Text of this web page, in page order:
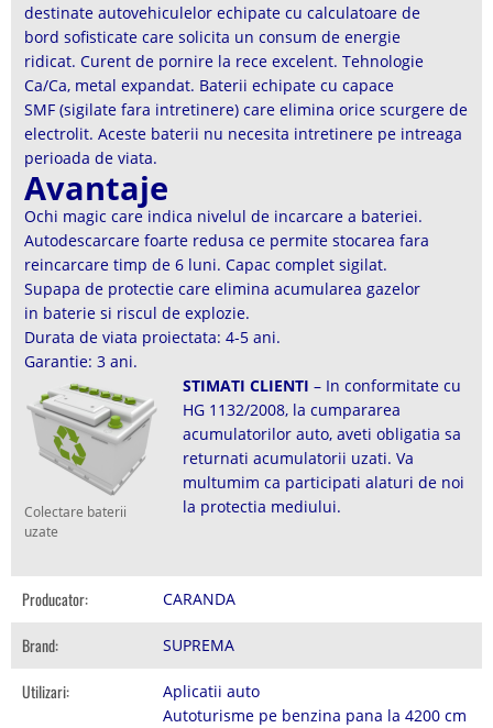
destinate autovehiculelor echipate cu calculatoare de
bord sofisticate care solicita un consum de energie
ridicat. Curent de pornire la rece excelent. Tehnologie
Ca/Ca, metal expandat. Baterii echipate cu capace
SMF (sigilate fara intretinere) care elimina orice scurgere de
electrolit. Aceste baterii nu necesita intretinere pe intreaga
perioada de viata.
Avantaje
Ochi magic care indica nivelul de incarcare a bateriei.
Autodescarcare foarte redusa ce permite stocarea fara
reincarcare timp de 6 luni. Capac complet sigilat.
Supapa de protectie care elimina acumularea gazelor
in baterie si riscul de explozie.
Durata de viata proiectata: 4-5 ani.
Garantie: 3 ani.
Colectare baterii
uzate
STIMATI CLIENTI – In conformitate cu
HG 1132/2008, la cumpararea
acumulatorilor auto, aveti obligatia sa
returnati acumulatorii uzati. Va
multumim ca participati alaturi de noi
la protectia mediului.
Producator: CARANDA
Brand: SUPREMA
Utilizari:
Aplicatii auto
Autoturisme pe benzina pana la 4200 cm